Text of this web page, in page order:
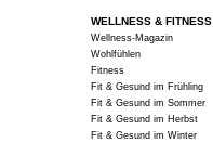
WELLNESS & FITNESS
Wellness-Magazin
Wohlfühlen
Fitness
Fit & Gesund im Frühling
Fit & Gesund im Sommer
Fit & Gesund im Herbst
Fit & Gesund im Winter